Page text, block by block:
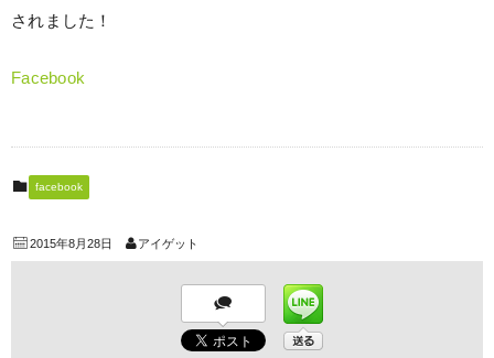
されました！
Facebook
facebook
2015年8月28日 アイゲット